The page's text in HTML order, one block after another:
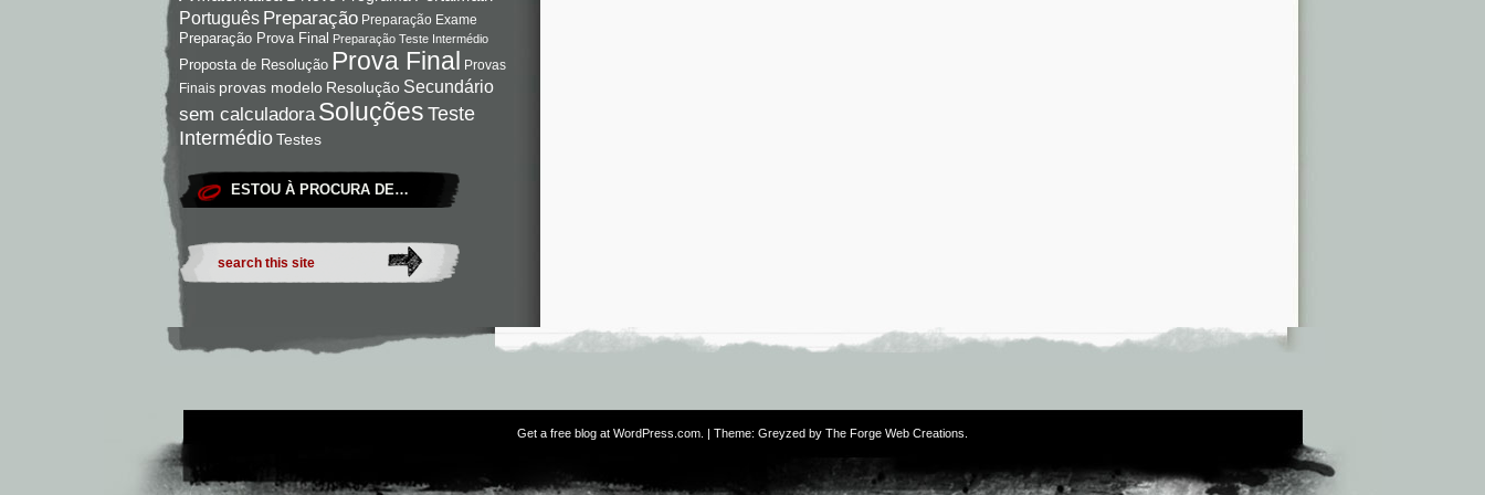
Português Preparação Preparação Exame
Preparação Prova Final Preparação Teste Intermédio
Proposta de Resolução Prova Final Provas
Finais provas modelo Resolução Secundário
sem calculadora Soluções Teste
IntermédioTestes
ESTOU À PROCURA DE…
Get a free blog at WordPress.com . | Theme: Greyzed by The Forge Web Creations